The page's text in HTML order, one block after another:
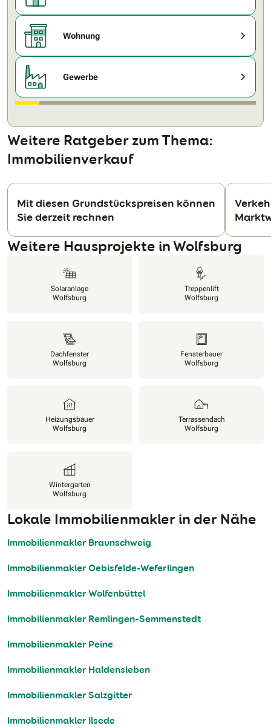
Wohnung
Gewerbe
Weitere Ratgeber zum Thema:
Immobilienverkauf
Mit diesen Grundstückspreisen können
Sie derzeit rechnen
Weitere Hausprojekte in Wolfsburg
Solaranlage
Wolfsburg
Treppenlift
Wolfsburg
Dachfenster
Wolfsburg
Fensterbauer
Wolfsburg
Heizungsbauer
Wolfsburg
Terrassendach
Wolfsburg
Wintergarten
Wolfsburg
Lokale Immobilienmakler in der Nähe
Immobilienmakler Braunschweig
Immobilienmakler Oebisfelde-Weferlingen
Immobilienmakler Wolfenbüttel
Immobilienmakler Remlingen-Semmenstedt
Immobilienmakler Peine
Immobilienmakler Haldensleben
Immobilienmakler Salzgitter
Immobilienmakler Ilsede